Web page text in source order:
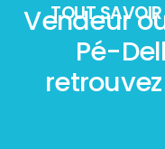
TOUT
Vendeur
Pé-